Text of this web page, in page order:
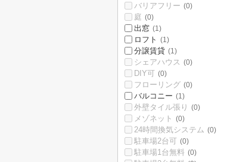
バリアフリー (0)
庭 (0)
出窓 (1)
ロフト (1)
分譲賃貸 (1)
シェアハウス (0)
DIY可 (0)
フローリング (0)
バルコニー (1)
外壁タイル張り (0)
メゾネット (0)
24時間換気システム (0)
駐車場2台可 (0)
駐車場1台無料 (0)